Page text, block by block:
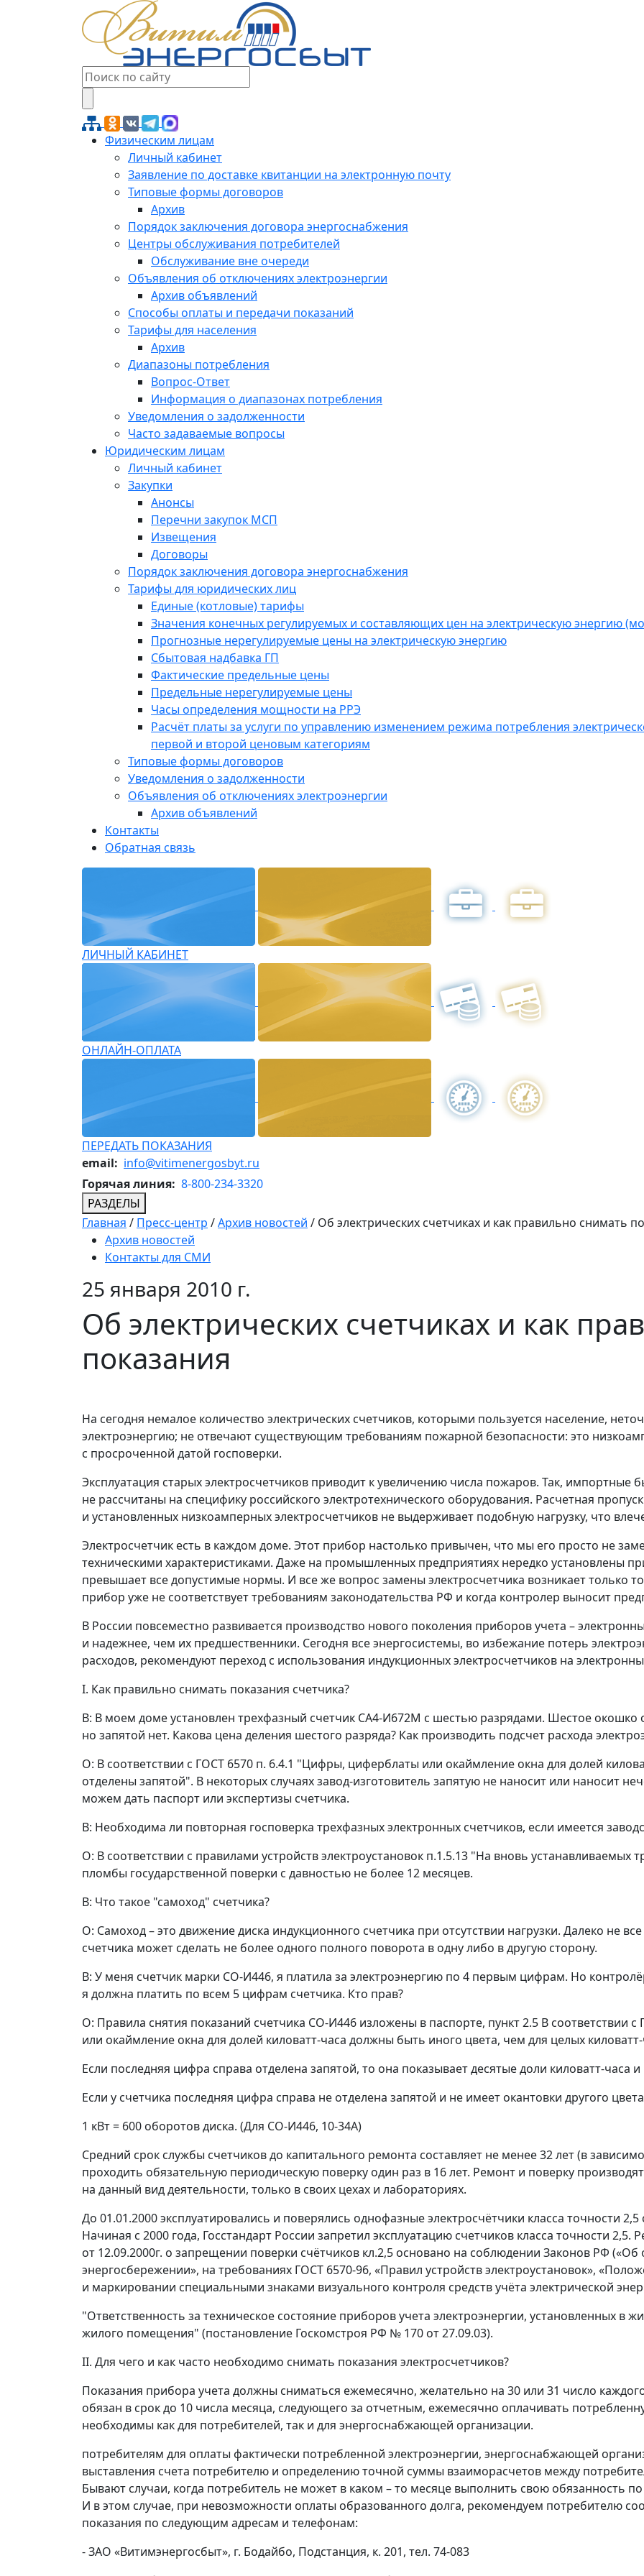
Физическим лицам
Личный кабинет
Заявление по доставке квитанции на электронную почту
Типовые формы договоров
Архив
Порядок заключения договора энергоснабжения
Центры обслуживания потребителей
Обслуживание вне очереди
Объявления об отключениях электроэнергии
Архив объявлений
Способы оплаты и передачи показаний
Тарифы для населения
Архив
Диапазоны потребления
Вопрос-Ответ
Информация о диапазонах потребления
Уведомления о задолженности
Часто задаваемые вопросы
Юридическим лицам
Личный кабинет
Закупки
Анонсы
Перечни закупок МСП
Извещения
Договоры
Порядок заключения договора энергоснабжения
Тарифы для юридических лиц
Единые (котловые) тарифы
Значения конечных регулируемых и составляющих цен на электрическую энергию
Прогнозные нерегулируемые цены на электрическую энергию
Сбытовая надбавка ГП
Фактические предельные цены
Предельные нерегулируемые цены
Часы определения мощности на РРЭ
Расчёт платы за услуги по управлению изменением режима потребления
первой и второй ценовым категориям
Типовые формы договоров
Уведомления о задолженности
Объявления об отключениях электроэнергии
Архив объявлений
Контакты
Обратная связь
ЛИЧНЫЙ КАБИНЕТ
ОНЛАЙН-ОПЛАТА
ПЕРЕДАТЬ ПОКАЗАНИЯ
email: info@vitimenergosbyt.ru
Горячая линия: 8-800-234-3320
РАЗДЕЛЫ
Главная / Пресс-центр /Архив новостей / Об электрических счетчиках и как правильно снимать
Архив новостей
Контакты для СМИ
25 января 2010 г.
Об электрических счетчиках и как
показания
На сегодня немалое количество электрических счетчиков, которыми пользуется население,
электроэнергию; не отвечают существующим требованиям пожарной безопасности: это
с просроченной датой госповерки.
Эксплуатация старых электросчетчиков приводит к увеличению числа пожаров. Так,
не рассчитаны на специфику российского электротехнического оборудования. Расчетная
и установленных низкоамперных электросчетчиков не выдерживает подобную нагрузку, что
Электросчетчик есть в каждом доме. Этот прибор настолько привычен, что мы его просто не
техническими характеристиками. Даже на промышленных предприятиях нередко установлены
превышает все допустимые нормы. И все же вопрос замены электросчетчика возникает только
прибор уже не соответствует требованиям законодательства РФ и когда контролер выносит
В России повсеместно развивается производство нового поколения приборов учета –
и надежнее, чем их предшественники. Сегодня все энергосистемы, во избежание потерь
расходов, рекомендуют переход с использования индукционных электросчетчиков на
I. Как правильно снимать показания счетчика?
В: В моем доме установлен трехфазный счетчик СА4-И672М с шестью разрядами. Шестое окошко
но запятой нет. Какова цена деления шестого разряда? Как производить подсчет расхода
О: В соответствии с ГОСТ 6570 п. 6.4.1 "Цифры, циферблаты или окаймление окна для долей
отделены запятой". В некоторых случаях завод-изготовитель запятую не наносит или наносит
можем дать паспорт или экспертизы счетчика.
В: Необходима ли повторная госповерка трехфазных электронных счетчиков, если имеется
О: В соответствии с правилами устройств электроустановок п.1.5.13 "На вновь устанавливаемых
пломбы государственной поверки с давностью не более 12 месяцев.
В: Что такое "самоход" счетчика?
О: Самоход – это движение диска индукционного счетчика при отсутствии нагрузки. Далеко не
счетчика может сделать не более одного полного поворота в одну либо в другую сторону.
В: У меня счетчик марки СО-И446, я платила за электроэнергию по 4 первым цифрам. Но
я должна платить по всем 5 цифрам счетчика. Кто прав?
О: Правила снятия показаний счетчика СО-И446 изложены в паспорте, пункт 2.5 В соответствии
или окаймление окна для долей киловатт-часа должны быть иного цвета, чем для целых
Если последняя цифра справа отделена запятой, то она показывает десятые доли киловатт-часа
Если у счетчика последняя цифра справа не отделена запятой и не имеет окантовки другого
1 кВт = 600 оборотов диска. (Для СО-И446, 10-34А)
Средний срок службы счетчиков до капитального ремонта составляет не менее 32 лет (в
проходить обязательную периодическую поверку один раз в 16 лет. Ремонт и поверку
на данный вид деятельности, только в своих цехах и лабораториях.
До 01.01.2000 эксплуатировались и поверялись однофазные электросчётчики класса точности
Начиная с 2000 года, Госстандарт России запретил эксплуатацию счетчиков класса точности 2,5.
от 12.09.2000г. о запрещении поверки счётчиков кл.2,5 основано на соблюдении Законов РФ
энергосбережении», на требованиях ГОСТ 6570-96, «Правил устройств электроустановок»,
и маркировании специальными знаками визуального контроля средств учёта электрической
"Ответственность за техническое состояние приборов учета электроэнергии, установленных в
жилого помещения" (постановление Госкомстроя РФ № 170 от 27.09.03).
II. Для чего и как часто необходимо снимать показания электросчетчиков?
Показания прибора учета должны сниматься ежемесячно, желательно на 30 или 31 число
обязан в срок до 10 числа месяца, следующего за отчетным, ежемесячно оплачивать
необходимы как для потребителей, так и для энергоснабжающей организации.
потребителям для оплаты фактически потребленной электроэнергии, энергоснабжающей
выставления счета потребителю и определению точной суммы взаиморасчетов между
Бывают случаи, когда потребитель не может в каком – то месяце выполнить свою обязанность
И в этом случае, при невозможности оплаты образованного долга, рекомендуем потребителю
показания по следующим адресам и телефонам:
- ЗАО «Витимэнергосбыт», г. Бодайбо, Подстанция, к. 201, тел. 74-083